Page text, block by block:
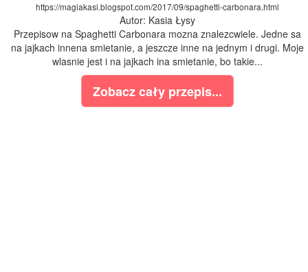
https://magiakasi.blogspot.com/2017/09/spaghetti-carbonara.html
Autor: Kasia Łysy
Przepisow na Spaghetti Carbonara mozna znalezcwiele. Jedne sa
na jajkach innena smietanie, a jeszcze inne na jednym i drugi. Moje
wlasnie jest i na jajkach ina smietanie, bo takie...
Zobacz cały przepis...